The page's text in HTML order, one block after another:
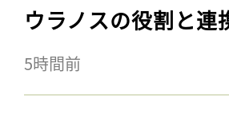
ウラノスの役割と連
5時間前